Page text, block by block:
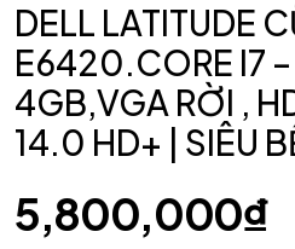
DELL LATITUDE
E6420.CORE I7
4GB,VGA RỜI ,
14.0 HD+ | SIÊU
5,800,000₫